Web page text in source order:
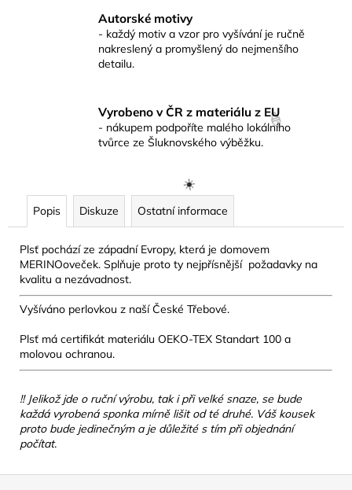
☀️
Autorské motivy
- každý motiv a vzor pro vyšívání je ručně
nakreslený a promyšlený do nejmenšího
detailu.
Vyrobeno v ČR z materiálu z EU
- nákupem podpoříte malého lokálního
tvůrce ze Šluknovského výběžku.
Popis Diskuze Ostatní informace
Plsť pochází ze západní Evropy, která je domovem
MERINOoveček. Splňuje proto ty nejpřísnější požadavky na
kvalitu a nezávadnost.
Vyšíváno perlovkou z naší České Třebové.
Plsť má certifikát materiálu OEKO-TEX Standart 100 a
molovou ochranou.
!! Jelikož jde o ruční výrobu, tak i při velké snaze, se bude
každá vyrobená sponka mírně lišit od té druhé. Váš kousek
proto bude jedinečným a je důležité s tím při objednání
počítat.